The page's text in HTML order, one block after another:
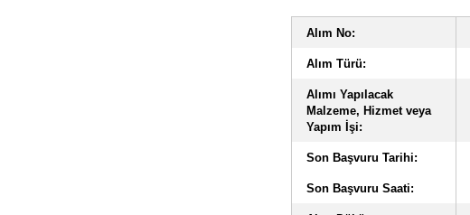
Alım No:
Alım Türü:
Alımı Yapılacak
Malzeme, Hizmet veya
Yapım İşi:
Son Başvuru Tarihi:
Son Başvuru Saati: